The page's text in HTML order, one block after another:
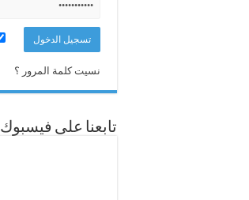
نسيت كلمة المرور ؟
تابعنا على فيسبوك